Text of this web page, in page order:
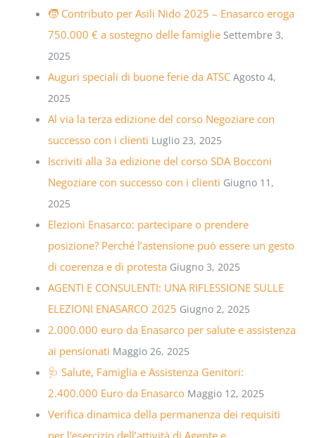
🧒 Contributo per Asili Nido 2025 – Enasarco eroga
750.000 € a sostegno delle famiglie Settembre 3,
2025
Auguri speciali di buone ferie da ATSC Agosto 4,
2025
Al via la terza edizione del corso Negoziare con
successo con i clienti Luglio 23, 2025
Iscriviti alla 3a edizione del corso SDA Bocconi
Negoziare con successo con i clienti Giugno 11,
2025
Elezioni Enasarco: partecipare o prendere
posizione? Perché l’astensione può essere un gesto
di coerenza e di protesta Giugno 3, 2025
AGENTI E CONSULENTI: UNA RIFLESSIONE SULLE
ELEZIONI ENASARCO 2025 Giugno 2, 2025
2.000.000 euro da Enasarco per salute e assistenza
ai pensionati Maggio 26, 2025
🩺 Salute, Famiglia e Assistenza Genitori:
2.400.000 Euro da Enasarco Maggio 12, 2025
Verifica dinamica della permanenza dei requisiti
per l’esercizio dell’attività di Agente e